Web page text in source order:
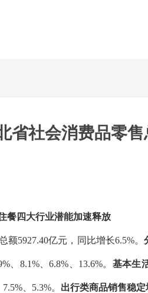
省社会消费品零
餐四大行业潜能加速释放
额5927.40亿元，同比增长6.5%。
、8.1%、6.8%、13.6%。 基本生
、5.3%。 出行类商品销售稳定